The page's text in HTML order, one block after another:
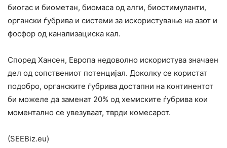
биогас и биометан, биомаса од алги, биостимуланти,
органски ѓубрива и системи за искористување на азот и
фосфор од канализациска кал.
Според Хансен, Европа недоволно искористува значаен
дел од сопствениот потенцијал. Доколку се користат
подобро, органските ѓубрива достапни на континентот
би можеле да заменат 20% од хемиските ѓубрива кои
моментално се увезуваат, тврди комесарот.
(SEEBiz.eu)